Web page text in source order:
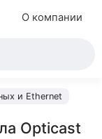
О компании
и Ethernet
Opticast